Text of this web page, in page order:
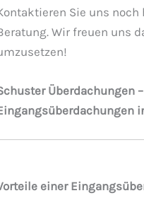
Sie uns
Wir freuen uns
Überdachungen
einer